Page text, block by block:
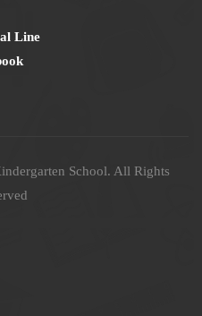
Line
School. All Rights